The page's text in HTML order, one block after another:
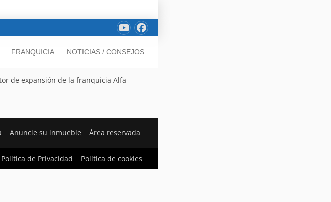
FRANQUICIA NOTICIAS / CONSEJOS
de expansión de la franquicia Alfa
Anuncie su inmueble Área reservada
Política de Privacidad Política de cookies